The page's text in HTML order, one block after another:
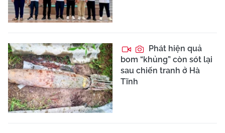
Phát hiện quả
bom “khủng” còn sót lại
sau chiến tranh ở Hà
Tĩnh